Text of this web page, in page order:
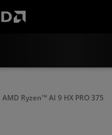
AMD Ryzen™ AI 9 HX PRO 375